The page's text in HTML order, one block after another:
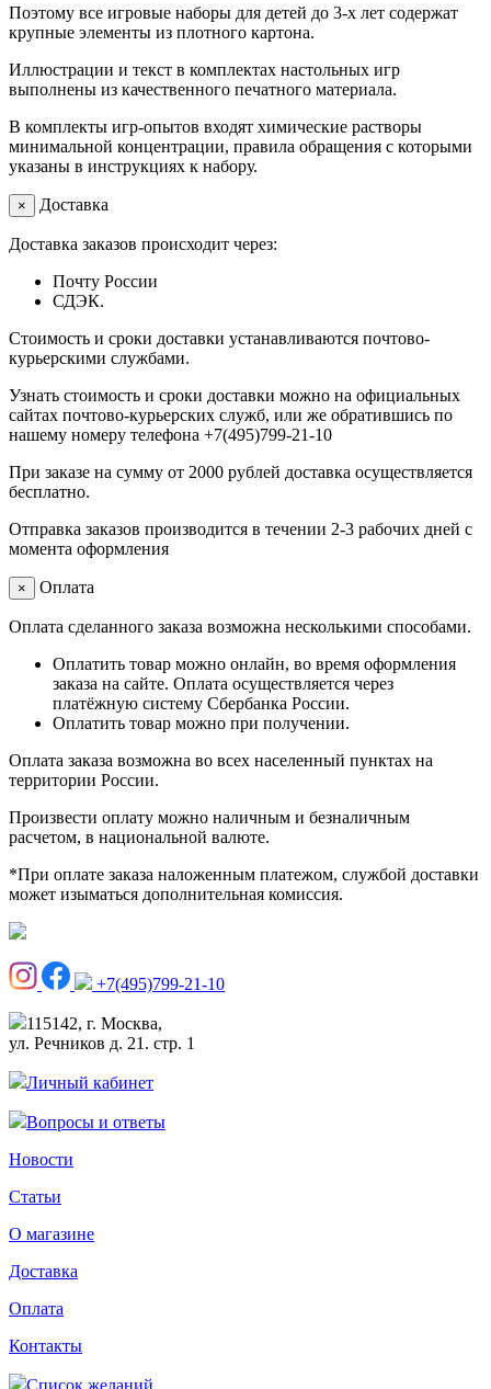
Поэтому все игровые наборы для детей до 3-х лет содержат
крупные элементы из плотного картона.
Иллюстрации и текст в комплектах настольных игр
выполнены из качественного печатного материала.
В комплекты игр-опытов входят химические растворы
минимальной концентрации, правила обращения с которыми
указаны в инструкциях к набору.
× Доставка
Доставка заказов происходит через:
Почту России
СДЭК.
Стоимость и сроки доставки устанавливаются почтово-
курьерскими службами.
Узнать стоимость и сроки доставки можно на официальных
сайтах почтово-курьерских служб, или же обратившись по
нашему номеру телефона +7(495)799-21-10
При заказе на сумму от 2000 рублей доставка осуществляется
бесплатно.
Отправка заказов производится в течении 2-3 рабочих дней с
момента оформления
× Оплата
Оплата сделанного заказа возможна несколькими способами.
Оплатить товар можно онлайн, во время оформления
заказа на сайте. Оплата осуществляется через
платёжную систему Сбербанка России.
Оплатить товар можно при получении.
Оплата заказа возможна во всех населенный пунктах на
территории России.
Произвести оплату можно наличным и безналичным
расчетом, в национальной валюте.
*При оплате заказа наложенным платежом, службой доставки
может изыматься дополнительная комиссия.
+7(495)799-21-10
115142, г. Москва,
ул. Речников д. 21. стр. 1
Личный кабинет
Вопросы и ответы
Новости
Статьи
О магазине
Доставка
Оплата
Контакты
Список желаний